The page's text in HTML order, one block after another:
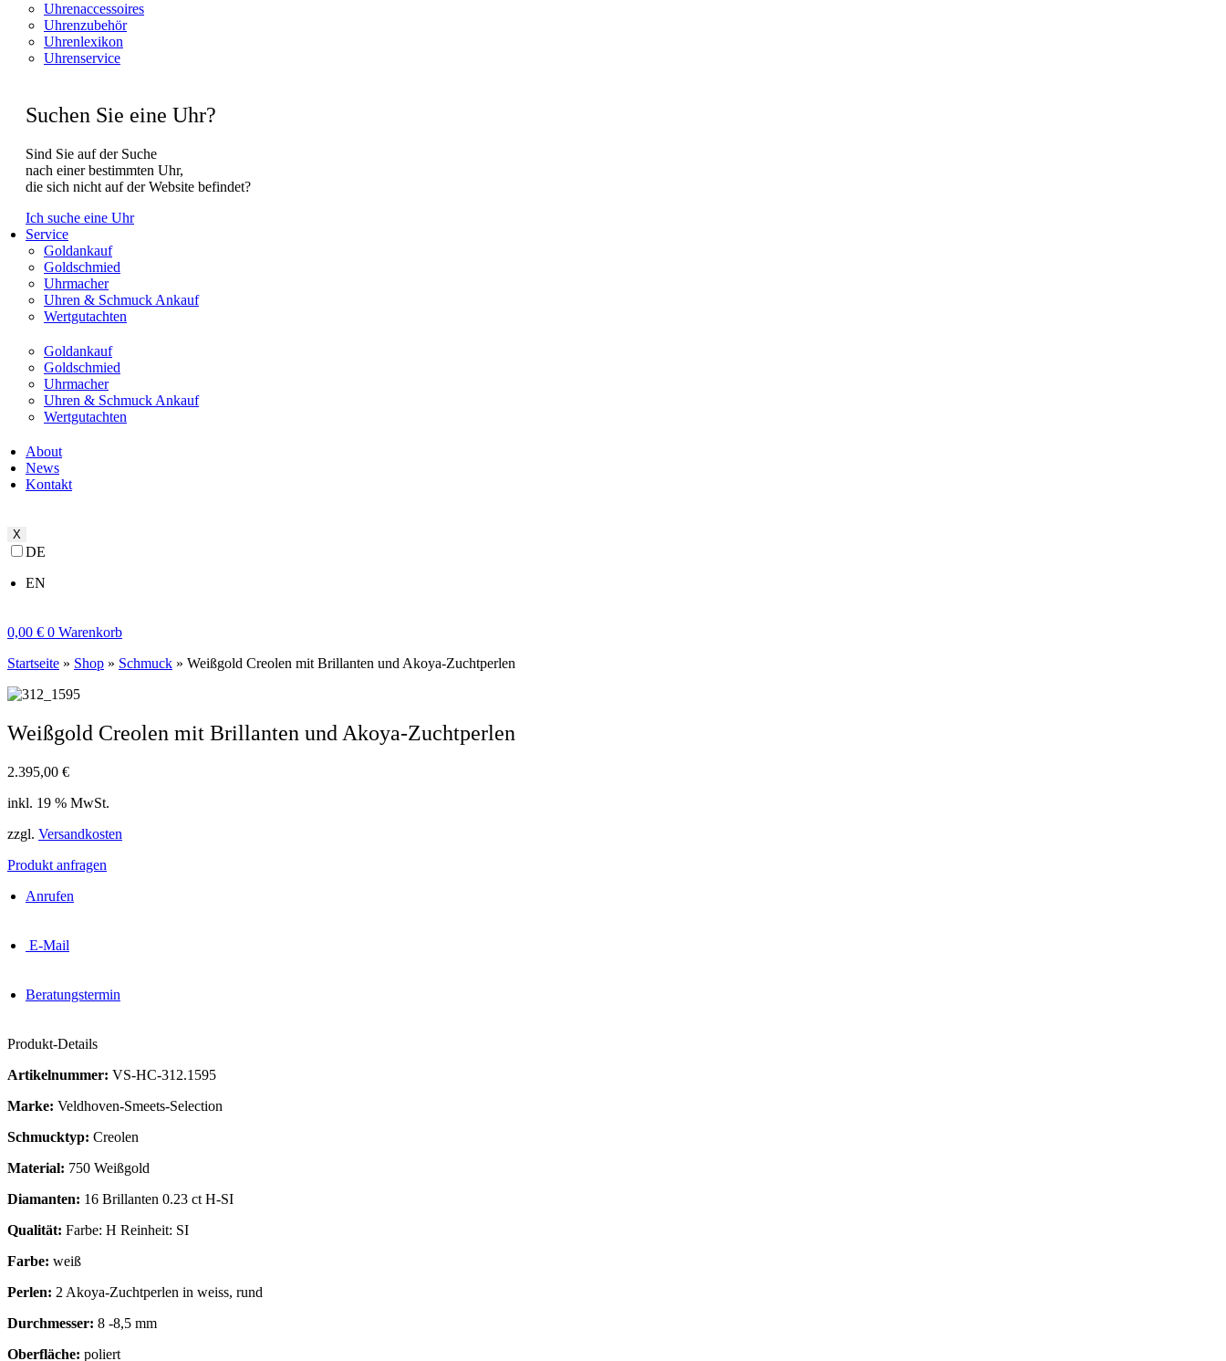
Uhrenaccessoires
Uhrenzubehör
Uhrenlexikon
Uhrenservice
Suchen Sie eine Uhr?
Sind Sie auf der Suche
nach einer bestimmten Uhr,
die sich nicht auf der Website befindet?
Ich suche eine Uhr
Service
Goldankauf
Goldschmied
Uhrmacher
Uhren & Schmuck Ankauf
Wertgutachten
Goldankauf
Goldschmied
Uhrmacher
Uhren & Schmuck Ankauf
Wertgutachten
About
News
Kontakt
X
DE
EN
0,00 € 0 Warenkorb
Startseite » Shop » Schmuck » Weißgold Creolen mit Brillanten und Akoya-Zuchtperlen
Weißgold Creolen mit Brillanten und Akoya-Zuchtperlen
2.395,00 €
inkl. 19 % MwSt.
zzgl. Versandkosten
Produkt anfragen
Anrufen
E-Mail
Beratungstermin
Produkt-Details
Artikelnummer: VS-HC-312.1595
Marke: Veldhoven-Smeets-Selection
Schmucktyp: Creolen
Material: 750 Weißgold
Diamanten: 16 Brillanten 0.23 ct H-SI
Qualität: Farbe: H Reinheit: SI
Farbe: weiß
Perlen: 2 Akoya-Zuchtperlen in weiss, rund
Durchmesser: 8 -8,5 mm
Oberfläche: poliert